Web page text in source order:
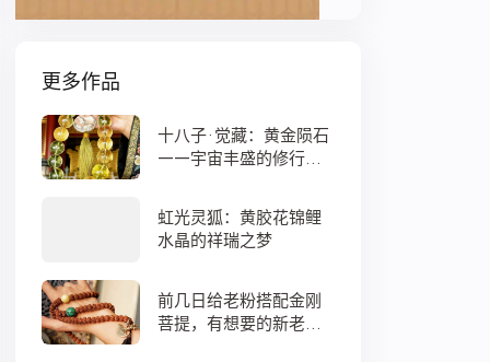
更多作品
十八子·觉藏：黄金陨石
——宇宙丰盛的修行之
虹光灵狐：黄胶花锦鲤
水晶的祥瑞之梦
前几日给老粉搭配金刚
菩提，有想要的新老